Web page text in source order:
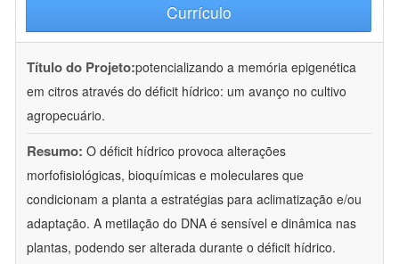
Currículo
Título do Projeto:potencializando a memória epigenética
em citros através do déficit hídrico: um avanço no cultivo
agropecuário.
Resumo: O déficit hídrico provoca alterações
morfofisiológicas, bioquímicas e moleculares que
condicionam a planta a estratégias para aclimatização e/ou
adaptação. A metilação do DNA é sensível e dinâmica nas
plantas, podendo ser alterada durante o déficit hídrico.